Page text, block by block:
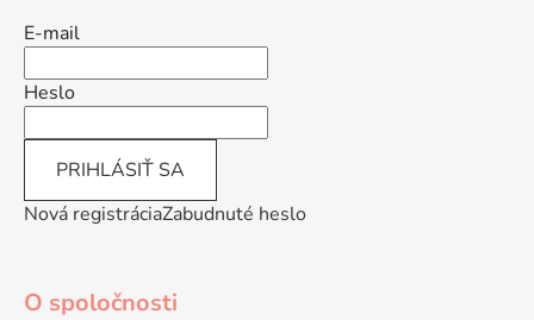
r
v
v
i
E-mail
Heslo
PRIHLÁSIŤ SA
Nová registráciaZabudnuté heslo
O spoločnosti